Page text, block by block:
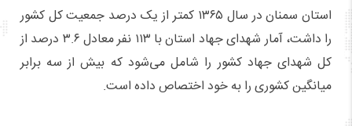
استان سمنان در سال ۱۳۶۵ کمتر از یک درصد جمعیت کل کشور
را داشت، آمار شهدای جهاد استان با ۱۱۳ نفر معادل ۳.۶ درصد از
کل شهدای جهاد کشور را شامل می‌شود که بیش از سه برابر
میانگین کشوری را به خود اختصاص داده است.